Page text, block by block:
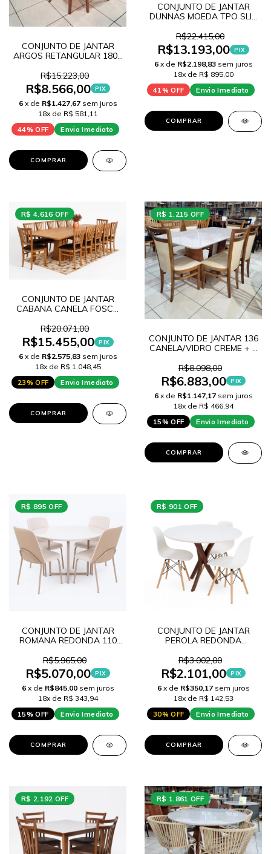
CONJUNTO DE JANTAR
ARGOS RETANGULAR 1800
6 CADEIRAS FIBRAS ARGOS
R$15.223,00
R$8.566,00 PIX
6 x de R$1.427,67 sem juros
18x de R$ 581,11
44% OFF
Envio Imediato
COMPRAR
CONJUNTO DE JANTAR
DUNNAS MOEDA TPO SLIN
240 + 8 CADEIRAS BROOK
R$22.415,00
R$13.193,00 PIX
6 x de R$2.198,83 sem juros
18x de R$ 895,00
41% OFF
Envio Imediato
COMPRAR
R$ 4.616 OFF
CONJUNTO DE JANTAR
CABANA CANELA FOSCO
121
R$20.071,00
R$15.455,00 PIX
6 x de R$2.575,83 sem juros
18x de R$ 1.048,45
23% OFF
Envio Imediato
COMPRAR
R$ 1.215 OFF
CONJUNTO DE JANTAR 136
CANELA/VIDRO CREME + 6
R$8.098,00
R$6.883,00 PIX
6 x de R$1.147,17 sem juros
18x de R$ 466,94
15% OFF
Envio Imediato
COMPRAR
R$ 895 OFF
CONJUNTO DE JANTAR
ROMANA REDONDA 110
+ 4 CADEIRAS DUBAI TEC.
A503 + A507
R$5.965,00
R$5.070,00 PIX
6 x de R$845,00 sem juros
18x de R$ 343,94
15% OFF
Envio Imediato
COMPRAR
R$ 901 OFF
CONJUNTO DE JANTAR
PEROLA REDONDA
+ 3 CADEIRAS EAMES
BRANCA
R$3.002,00
R$2.101,00 PIX
6 x de R$350,17 sem juros
18x de R$ 142,53
30% OFF
Envio Imediato
COMPRAR
R$ 2.192 OFF R$ 1.861 OFF